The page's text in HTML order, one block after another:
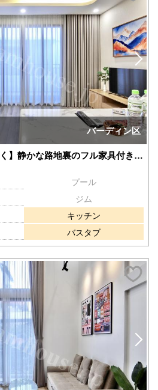
バーディン区
な路地裏のフル家具付き1LDK｜利便性抜群の好立地
プール
ジム
キッチン
バスタブ